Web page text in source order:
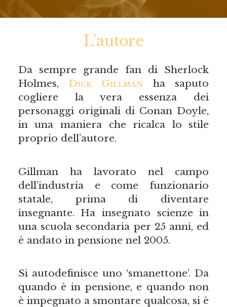
L’autore
Da sempre grande fan di Sherlock
Holmes, Dick Gillman ha saputo
cogliere la vera essenza dei
personaggi originali di Conan Doyle,
in una maniera che ricalca lo stile
proprio dell’autore.
Gillman ha lavorato nel campo
dell’industria e come funzionario
statale, prima di diventare
insegnante. Ha insegnato scienze in
una scuola secondaria per 25 anni, ed
è andato in pensione nel 2005.
Si autodefinisce uno ‘smanettone’. Da
quando è in pensione, e quando non
è impegnato a smontare qualcosa, si è